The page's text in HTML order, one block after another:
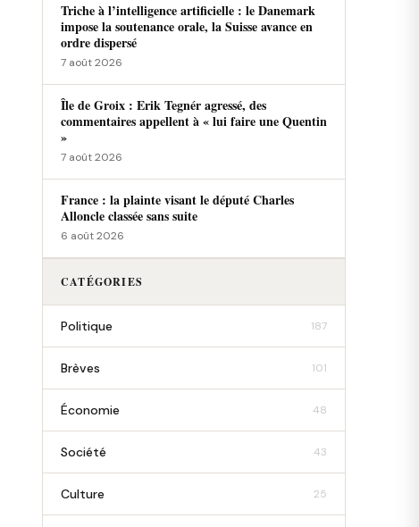
Triche à l’intelligence artificielle : le Danemark
impose la soutenance orale, la Suisse avance en
ordre dispersé
7 août 2026
Île de Groix : Erik Tegnér agressé, des
commentaires appellent à « lui faire une Quentin
»
7 août 2026
France : la plainte visant le député Charles
Alloncle classée sans suite
6 août 2026
CATÉGORIES
Politique 187
Brèves 101
Économie 48
Société 43
Culture 25